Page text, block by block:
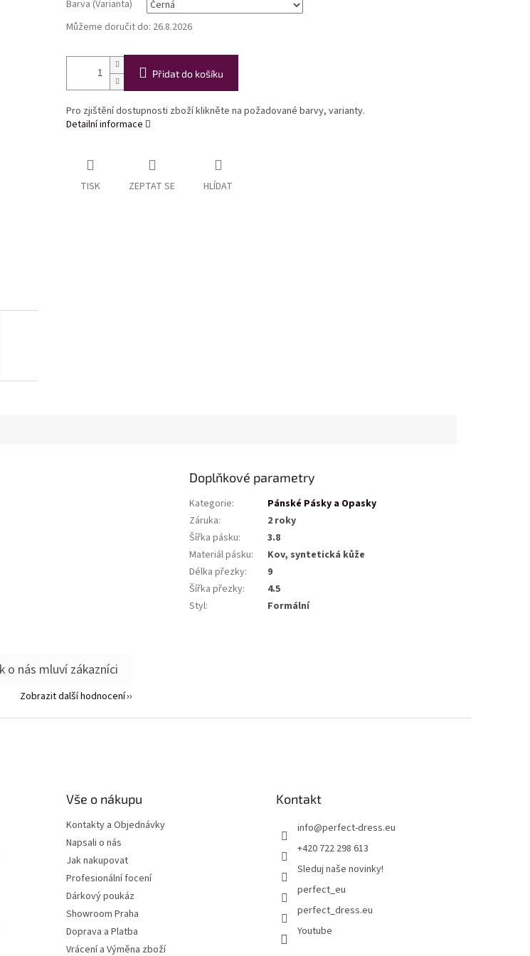
Barva (Varianta)
Můžeme doručit do: 26.8.2026
Přidat do košíku
Pro zjištění dostupnosti zboží klikněte na požadované barvy, varianty.
Detailní informace
TISK ZEPTAT SE HLÍDAT
Doplňkové parametry
Kategorie:
Pánské Pásky a Opasky
Záruka:
2 roky
Šířka pásku:
3.8
Materiál pásku:
Kov, syntetická kůže
Délka přezky:
9
Šířka přezky:
4.5
Styl: Formální
Zobrazit další hodnocení
Vše o nákupu
Kontakty a Objednávky
Napsali o nás
Jak nakupovat
Profesionální focení
Dárkový poukáz
Showroom Praha
Doprava a Platba
Vrácení a Výměna zboží
Kontakt
info@perfect-dress.eu
+420 722 298 613
Sleduj naše novinky!
perfect_eu
perfect_dress.eu
Youtube